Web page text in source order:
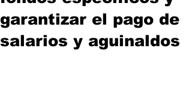
garantizar el pago de
salarios y aguinaldos